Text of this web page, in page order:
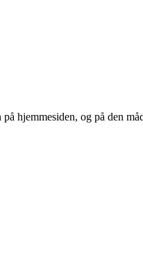
hjemmesiden, og på den